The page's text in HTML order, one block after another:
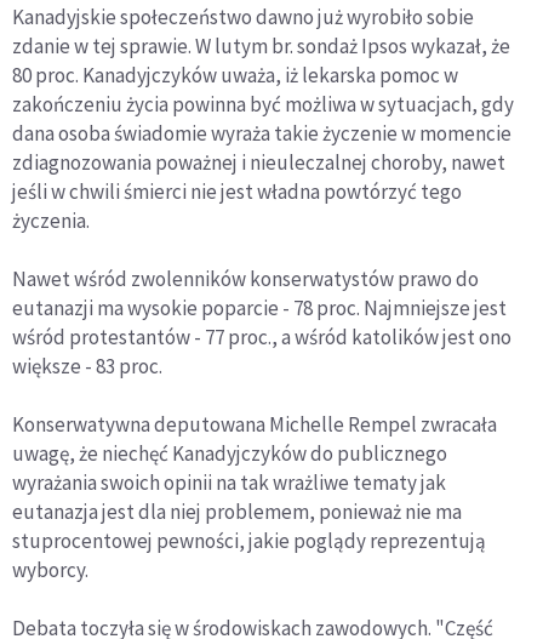
Kanadyjskie społeczeństwo dawno już wyrobiło sobie
zdanie w tej sprawie. W lutym br. sondaż Ipsos wykazał, że
80 proc. Kanadyjczyków uważa, iż lekarska pomoc w
zakończeniu życia powinna być możliwa w sytuacjach, gdy
dana osoba świadomie wyraża takie życzenie w momencie
zdiagnozowania poważnej i nieuleczalnej choroby, nawet
jeśli w chwili śmierci nie jest władna powtórzyć tego
życzenia.
Nawet wśród zwolenników konserwatystów prawo do
eutanazji ma wysokie poparcie - 78 proc. Najmniejsze jest
wśród protestantów - 77 proc., a wśród katolików jest ono
większe - 83 proc.
Konserwatywna deputowana Michelle Rempel zwracała
uwagę, że niechęć Kanadyjczyków do publicznego
wyrażania swoich opinii na tak wrażliwe tematy jak
eutanazja jest dla niej problemem, ponieważ nie ma
stuprocentowej pewności, jakie poglądy reprezentują
wyborcy.
Debata toczyła się w środowiskach zawodowych. "Część